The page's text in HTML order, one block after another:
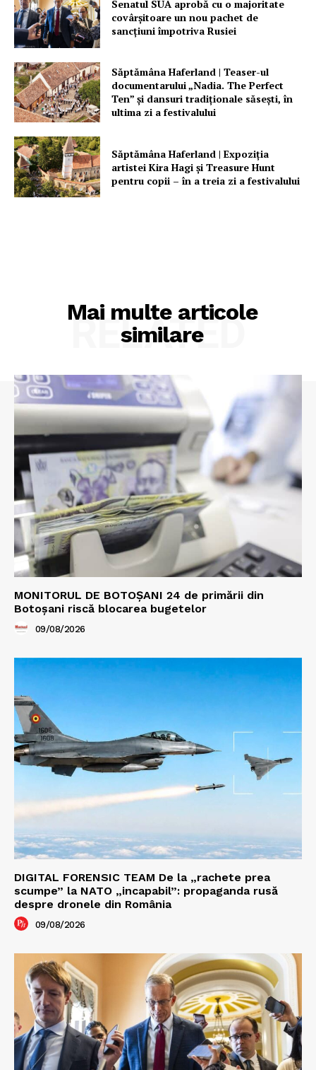
Senatul SUA aprobă cu o majoritate
covârșitoare un nou pachet de
sancțiuni împotriva Rusiei
Săptămâna Haferland | Teaser-ul
documentarului „Nadia. The Perfect
Ten” şi dansuri tradiţionale săseşti, în
ultima zi a festivalului
Săptămâna Haferland | Expoziţia
artistei Kira Hagi şi Treasure Hunt
pentru copii – în a treia zi a festivalului
Mai multe articole
similare
RELATED
MONITORUL DE BOTOȘANI 24 de primării din
Botoșani riscă blocarea bugetelor
09/08/2026
DIGITAL FORENSIC TEAM De la „rachete prea
scumpe” la NATO „incapabil”: propaganda rusă
despre dronele din România
09/08/2026